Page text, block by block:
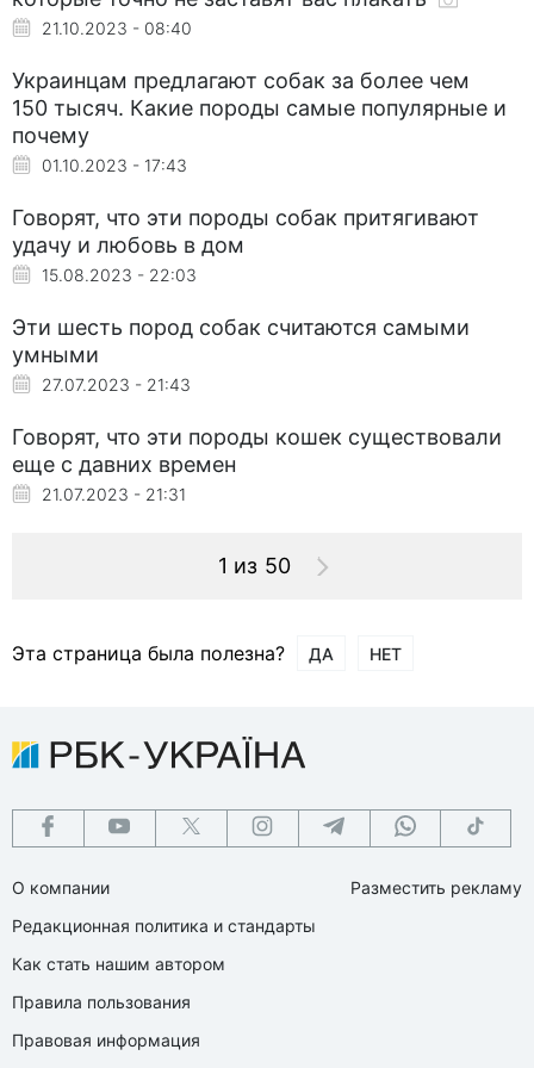
21.10.2023 - 08:40
Украинцам предлагают собак за более чем
150 тысяч. Какие породы самые популярные и
почему
01.10.2023 - 17:43
Говорят, что эти породы собак притягивают
удачу и любовь в дом
15.08.2023 - 22:03
Эти шесть пород собак считаются самыми
умными
27.07.2023 - 21:43
Говорят, что эти породы кошек существовали
еще с давних времен
21.07.2023 - 21:31
1 из 50
Эта страница была полезна? ДА НЕТ
О компании
Редакционная политика и стандарты
Как стать нашим автором
Правила пользования
Правовая информация
Разместить рекламу